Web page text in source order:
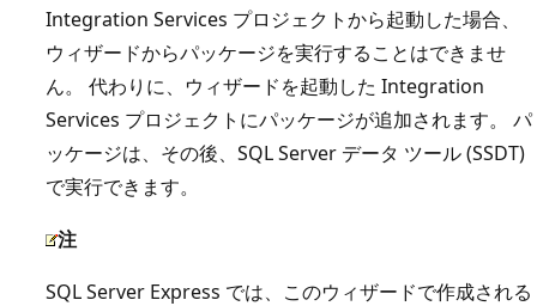
Integration Services プロジェクトから起動した場合、
ウィザードからパッケージを実行することはできませ
ん。 代わりに、ウィザードを起動した Integration
Services プロジェクトにパッケージが追加されます。 パ
ッケージは、その後、SQL Server データ ツール (SSDT)
で実行できます。
注
SQL Server Express では、このウィザードで作成される